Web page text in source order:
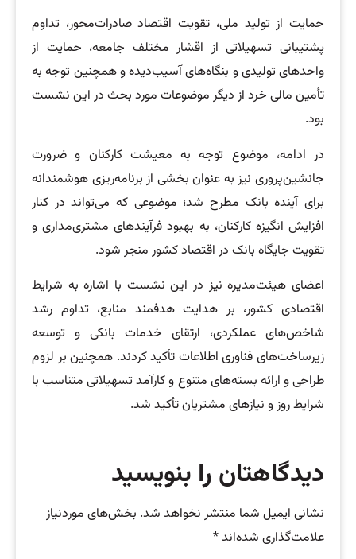
حمایت از تولید ملی، تقویت اقتصاد صادرات‌محور، تداوم
پشتیبانی تسهیلاتی از اقشار مختلف جامعه، حمایت از
واحدهای تولیدی و بنگاه‌های آسیب‌دیده و همچنین توجه به
تأمین مالی خرد از دیگر موضوعات مورد بحث در این نشست
بود.
در ادامه، موضوع توجه به معیشت کارکنان و ضرورت
جانشین‌پروری نیز به عنوان بخشی از برنامه‌ریزی هوشمندانه
برای آینده بانک مطرح شد؛ موضوعی که می‌تواند در کنار
افزایش انگیزه کارکنان، به بهبود فرآیندهای مشتری‌مداری و
تقویت جایگاه بانک در اقتصاد کشور منجر شود.
اعضای هیئت‌مدیره نیز در این نشست با اشاره به شرایط
اقتصادی کشور، بر هدایت هدفمند منابع، تداوم رشد
شاخص‌های عملکردی، ارتقای خدمات بانکی و توسعه
زیرساخت‌های فناوری اطلاعات تأکید کردند. همچنین بر لزوم
طراحی و ارائه بسته‌های متنوع و کارآمد تسهیلاتی متناسب با
شرایط روز و نیازهای مشتریان تأکید شد.
دیدگاهتان را بنویسید
نشانی ایمیل شما منتشر نخواهد شد. بخش‌های موردنیاز
علامت‌گذاری شده‌اند*